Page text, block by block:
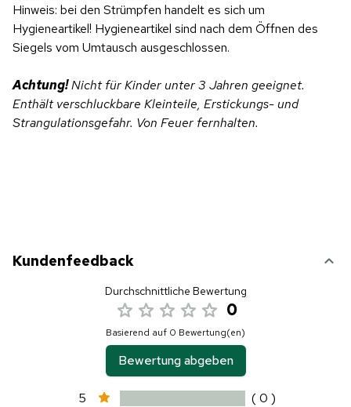
Hinweis: bei den Strümpfen handelt es sich um
Hygieneartikel! Hygieneartikel sind nach dem Öffnen des
Siegels vom Umtausch ausgeschlossen.
Achtung!Nicht für Kinder unter 3 Jahren geeignet.
Enthält verschluckbare Kleinteile, Erstickungs- und
Strangulationsgefahr. Von Feuer fernhalten.
Kundenfeedback
Durchschnittliche Bewertung
0
Basierend auf 0 Bewertung(en)
Bewertung abgeben
5
( 0 )